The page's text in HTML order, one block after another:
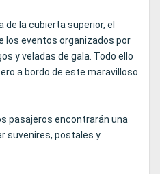
de la cubierta superior, el
los eventos organizados por
y veladas de gala. Todo ello
a bordo de este maravilloso
pasajeros encontrarán una
suvenires, postales y